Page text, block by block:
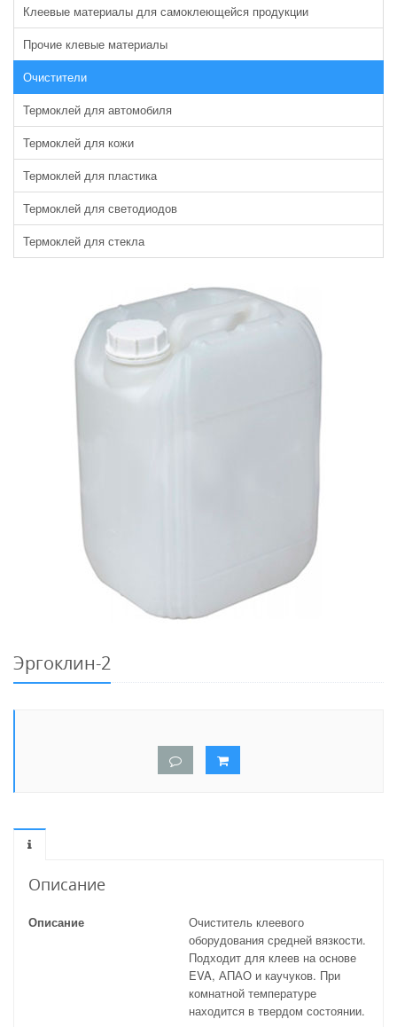
Клеевые материалы для самоклеющейся продукции
Прочие клевые материалы
Очистители
Термоклей для автомобиля
Термоклей для кожи
Термоклей для пластика
Термоклей для светодиодов
Термоклей для стекла
Эргоклин-2
Описание
Описание
Очиститель клеевого
оборудования средней вязкости.
Подходит для клеев на основе
EVA, АПАО и каучуков. При
комнатной температуре
находится в твердом состоянии.